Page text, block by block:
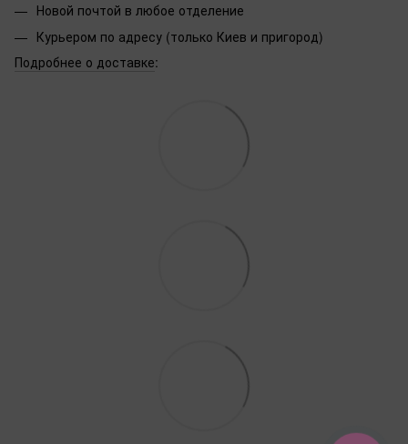
Новой почтой в любое отделение
Курьером по адресу (только Киев и пригород)
Подробнее о доставке: